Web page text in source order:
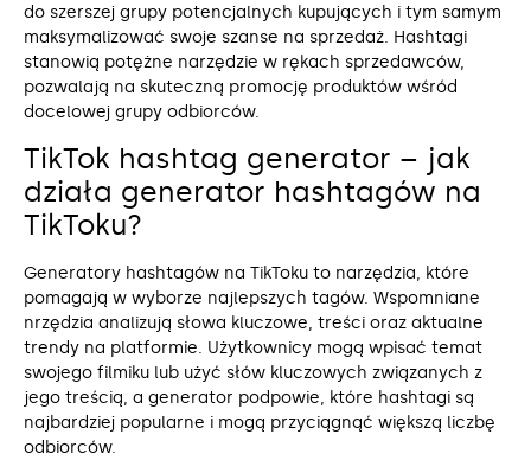
do szerszej grupy potencjalnych kupujących i tym samym
maksymalizować swoje szanse na sprzedaż. Hashtagi
stanowią potężne narzędzie w rękach sprzedawców,
pozwalają na skuteczną promocję produktów wśród
docelowej grupy odbiorców.
TikTok hashtag generator – jak
działa generator hashtagów na
TikToku?
Generatory hashtagów na TikToku to narzędzia, które
pomagają w wyborze najlepszych tagów. Wspomniane
nrzędzia analizują słowa kluczowe, treści oraz aktualne
trendy na platformie. Użytkownicy mogą wpisać temat
swojego filmiku lub użyć słów kluczowych związanych z
jego treścią, a generator podpowie, które hashtagi są
najbardziej popularne i mogą przyciągnąć większą liczbę
odbiorców.